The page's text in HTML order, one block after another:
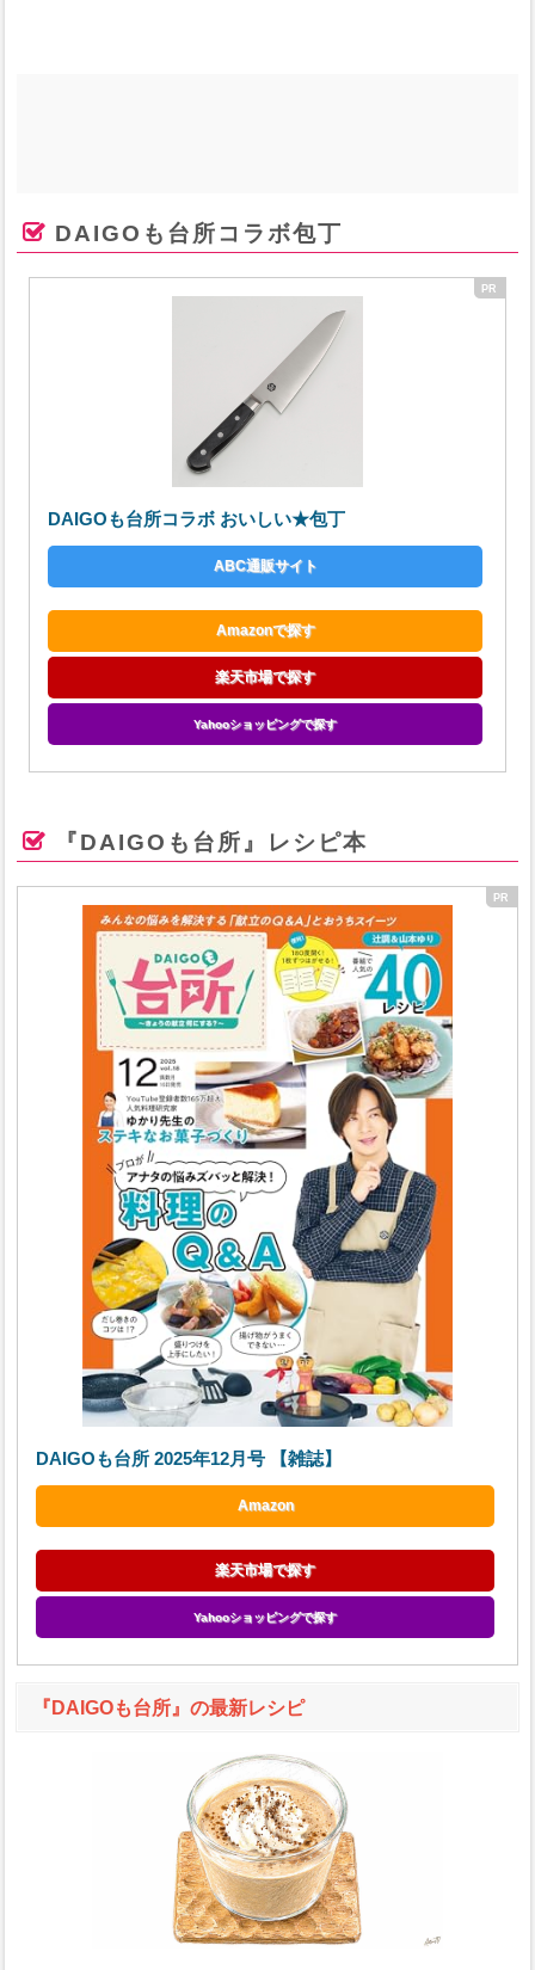
DAIGOも台所コラボ包丁
DAIGOも台所コラボ おいしい★包丁
ABC通販サイト
Amazonで探す
楽天市場で探す
Yahooショッピングで探す
『DAIGOも台所』レシピ本
DAIGOも台所 2025年12月号 【雑誌】
Amazon
楽天市場で探す
Yahooショッピングで探す
『DAIGOも台所』の最新レシピ